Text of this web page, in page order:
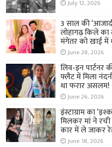
July 12, 2026
3 साल की
लोहागढ़ किले
मंगेतर को खाई
June 28, 2026
लिव-इन पार्टनर
फ्लैट में मिला
था फरार असलम!
June 26, 2026
इंस्टाग्राम का
मिलकर मां ने
कार में ले जाकर
June 18, 2026